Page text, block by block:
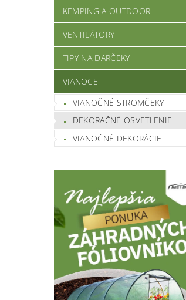
KEMPING A OUTDOOR
VENTILÁTORY
TIPY NA DARČEKY
VIANOCE
VIANOČNÉ STROMČEKY
DEKORAČNÉ OSVETLENIE
VIANOČNÉ DEKORÁCIE